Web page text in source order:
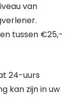
van
tussen €25,-
24-uurs
kan zijn in uw